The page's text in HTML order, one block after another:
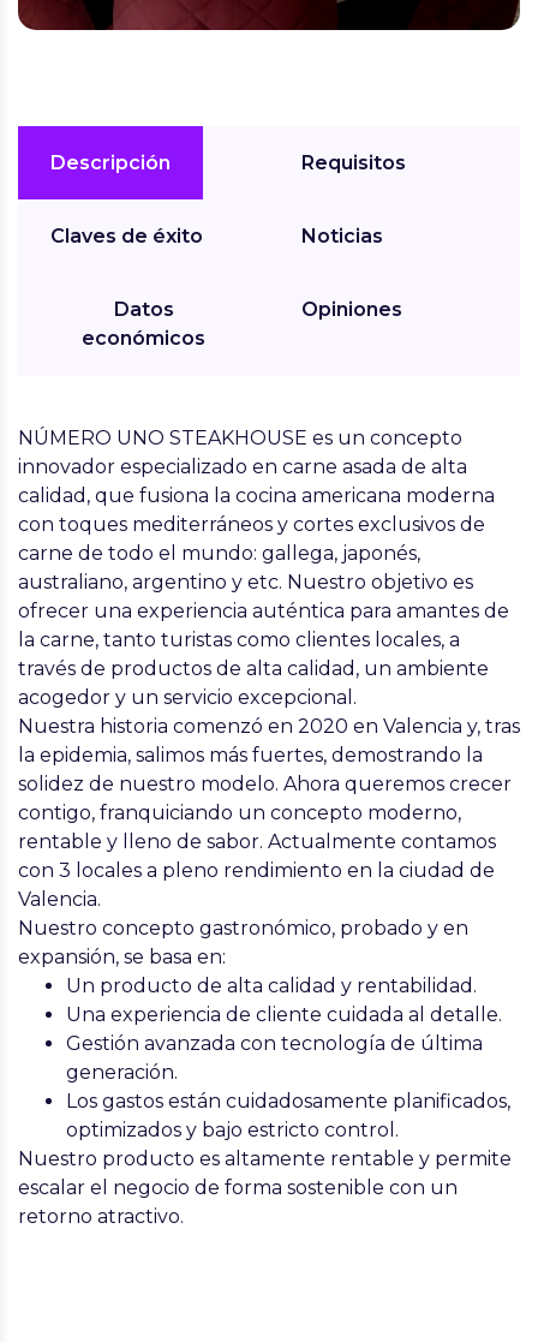
Descripción
Claves de éxito
Datos
económicos
Requisitos
Noticias
Opiniones
NÚMERO UNO STEAKHOUSE es un concepto
innovador especializado en carne asada de alta
calidad, que fusiona la cocina americana moderna
con toques mediterráneos y cortes exclusivos de
carne de todo el mundo: gallega, japonés,
australiano, argentino y etc. Nuestro objetivo es
ofrecer una experiencia auténtica para amantes de
la carne, tanto turistas como clientes locales, a
través de productos de alta calidad, un ambiente
acogedor y un servicio excepcional.
Nuestra historia comenzó en 2020 en Valencia y, tras
la epidemia, salimos más fuertes, demostrando la
solidez de nuestro modelo. Ahora queremos crecer
contigo, franquiciando un concepto moderno,
rentable y lleno de sabor. Actualmente contamos
con 3 locales a pleno rendimiento en la ciudad de
Valencia.
Nuestro concepto gastronómico, probado y en
expansión, se basa en:
Un producto de alta calidad y rentabilidad.
Una experiencia de cliente cuidada al detalle.
Gestión avanzada con tecnología de última
generación.
Los gastos están cuidadosamente planificados,
optimizados y bajo estricto control.
Nuestro producto es altamente rentable y permite
escalar el negocio de forma sostenible con un
retorno atractivo.